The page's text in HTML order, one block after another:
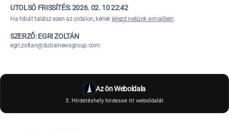
UTOLSÓ FRISSÍTÉS:2026. 02. 10 22:42
Ha hibát találsz ezen az oldalon, kérlek jelezd nekünk e-mailben.
SZERZŐ: EGRI ZOLTÁN
egri.zoltan@dubainewsgroup.com
Az ön Weboldala
3. Hirdetéshely hirdesse itt weboldalát